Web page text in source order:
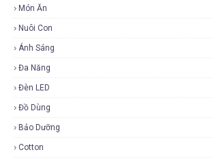
Món Ăn
Nuôi Con
Ánh Sáng
Đa Năng
Đèn LED
Đồ Dùng
Bảo Dưỡng
Cotton